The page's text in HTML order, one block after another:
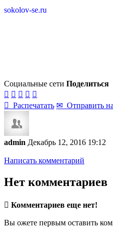
sokolov-se.ru
Социальные сети Поделиться
    
 Распечатать ✉ Отправить
admin Декабрь 12, 2016 19:12
Написать комментарий
Нет комментариев
 Комментариев еще нет!
Вы ожете первым оставить